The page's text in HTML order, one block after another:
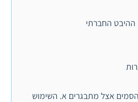
ההיבט החברתי
מתבגרים א. השימוש